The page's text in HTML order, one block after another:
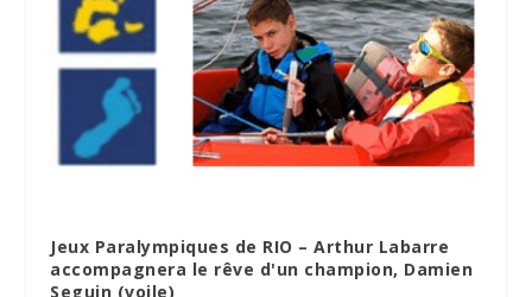
Jeux Paralympiques de RIO – Arthur Labarre
accompagnera le rêve d'un champion, Damien
Seguin (voile)